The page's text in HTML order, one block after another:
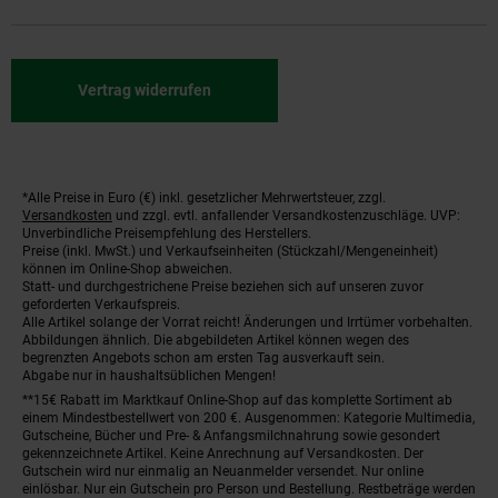
Vertrag widerrufen
Fußnoten
*Alle Preise in Euro (€) inkl. gesetzlicher Mehrwertsteuer, zzgl.
Versandkosten und zzgl. evtl. anfallender Versandkostenzuschläge. UVP:
Unverbindliche Preisempfehlung des Herstellers.
Preise (inkl. MwSt.) und Verkaufseinheiten (Stückzahl/Mengeneinheit)
können im Online-Shop abweichen.
Statt- und durchgestrichene Preise beziehen sich auf unseren zuvor
geforderten Verkaufspreis.
Alle Artikel solange der Vorrat reicht! Änderungen und Irrtümer vorbehalten.
Abbildungen ähnlich. Die abgebildeten Artikel können wegen des
begrenzten Angebots schon am ersten Tag ausverkauft sein.
Abgabe nur in haushaltsüblichen Mengen!
**15€ Rabatt im Marktkauf Online-Shop auf das komplette Sortiment ab
einem Mindestbestellwert von 200 €. Ausgenommen: Kategorie Multimedia,
Gutscheine, Bücher und Pre- & Anfangsmilchnahrung sowie gesondert
gekennzeichnete Artikel. Keine Anrechnung auf Versandkosten. Der
Gutschein wird nur einmalig an Neuanmelder versendet. Nur online
einlösbar. Nur ein Gutschein pro Person und Bestellung. Restbeträge werden